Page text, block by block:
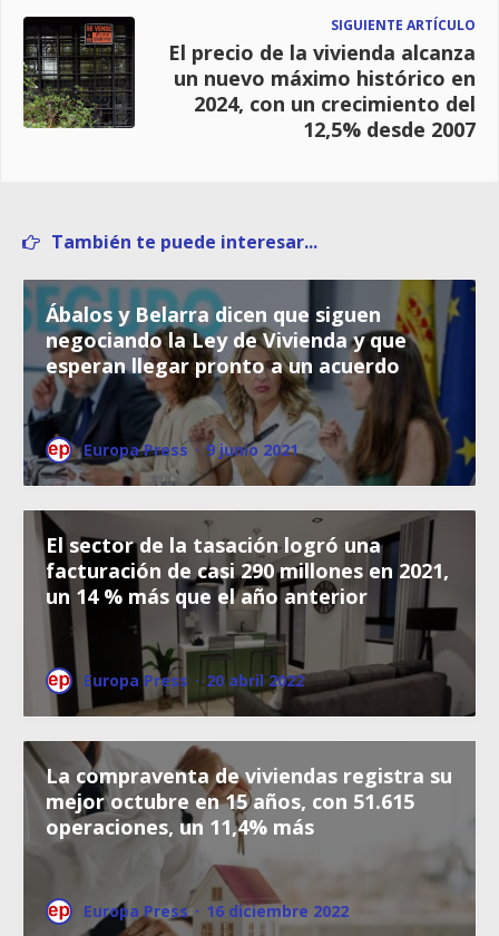
SIGUIENTE ARTÍCULO
El precio de la vivienda alcanza
un nuevo máximo histórico en
2024, con un crecimiento del
12,5% desde 2007
También te puede interesar...
Ábalos y Belarra dicen que siguen
negociando la Ley de Vivienda y que
esperan llegar pronto a un acuerdo
Europa Press · 9 junio 2021
El sector de la tasación logró una
facturación de casi 290 millones en 2021,
un 14 % más que el año anterior
Europa Press · 20 abril 2022
La compraventa de viviendas registra su
mejor octubre en 15 años, con 51.615
operaciones, un 11,4% más
Europa Press · 16 diciembre 2022